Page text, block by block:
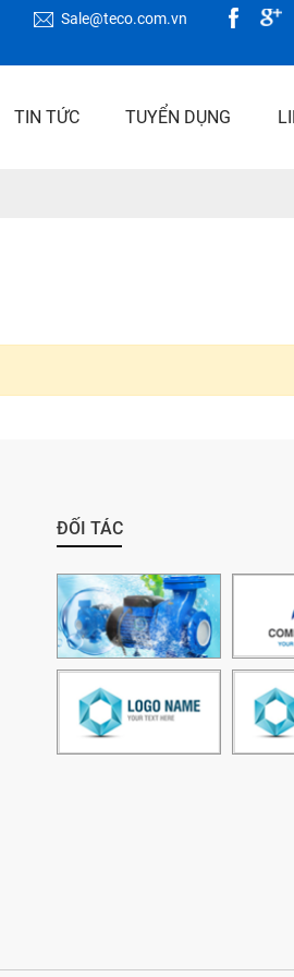
Sale@teco.com.vn
TIN TỨC TUYỂN DỤNG
ĐỐI TÁC